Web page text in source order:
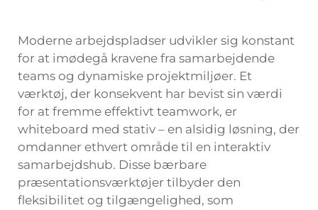
Moderne arbejdspladser udvikler sig konstant
for at imødegå kravene fra samarbejdende
teams og dynamiske projektmiljøer. Et
værktøj, der konsekvent har bevist sin værdi
for at fremme effektivt teamwork, er
whiteboard med stativ – en alsidig løsning, der
omdanner ethvert område til en interaktiv
samarbejdshub. Disse bærbare
præsentationsværktøjer tilbyder den
fleksibilitet og tilgængelighed, som